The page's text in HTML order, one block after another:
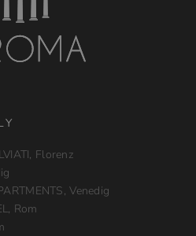
Florenz
Venedig
Rom